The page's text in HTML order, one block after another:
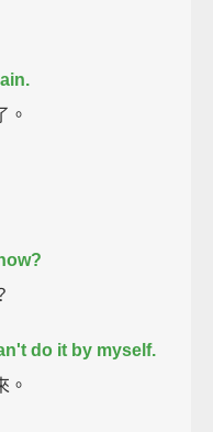
。
do it by myself.
。